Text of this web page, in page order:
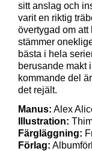
sitt anslag och
varit en riktig
övertygad om att
stämmer
bästa i hela
berusande makt
kommande del
det rejält.
Manus: Alex
Illustration:
Färgläggning:
Förlag: